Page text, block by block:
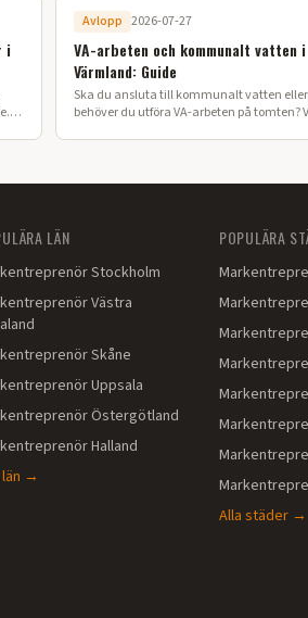
i
Avlopp 2026-07-27
VA-arbeten och kommunalt vatten i
Värmland: Guide
Ska du ansluta till kommunalt vatten eller
behöver du utföra VA-arbeten på tomten?
LÄN
Stockholm
Västra
Skåne
Uppsala
Östergötland
Halland
län →
POPULÄRA
Alla städer →